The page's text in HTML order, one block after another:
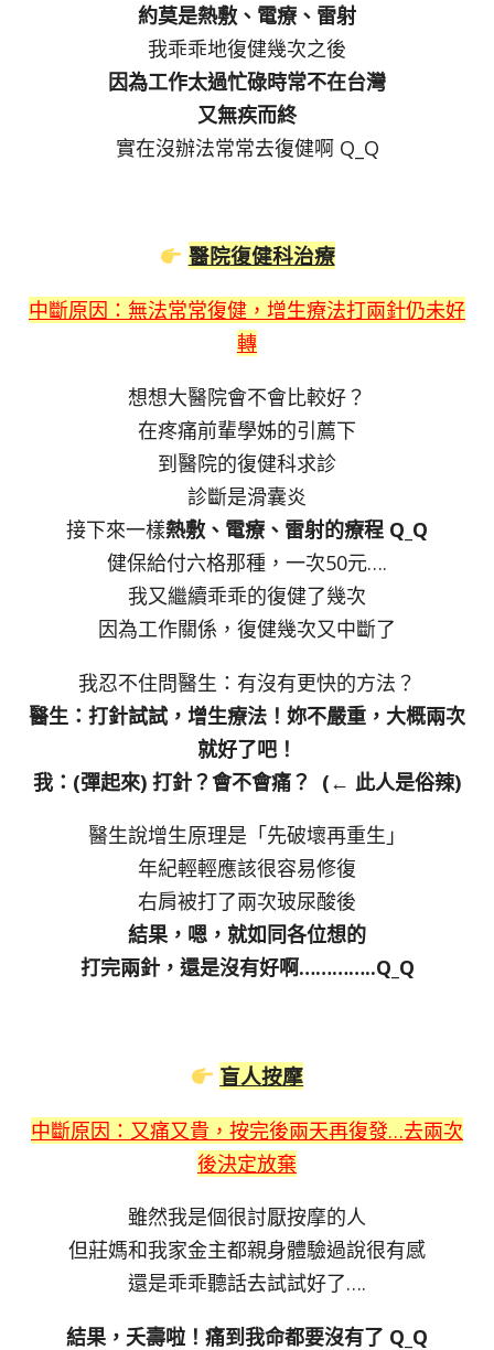
約莫是熱敷、電療、雷射
我乖乖地復健幾次之後
因為工作太過忙碌時常不在台灣
又無疾而終
實在沒辦法常常去復健啊 Q_Q
醫院復健科治療
中斷原因：無法常常復健，增生療法打兩針仍未好
轉
想想大醫院會不會比較好？
在疼痛前輩學姊的引薦下
到醫院的復健科求診
診斷是滑囊炎
接下來一樣熱敷、電療、雷射的療程 Q_Q
健保給付六格那種，一次50元….
我又繼續乖乖的復健了幾次
因為工作關係，復健幾次又中斷了
我忍不住問醫生：有沒有更快的方法？
醫生：打針試試，增生療法！妳不嚴重，大概兩次
就好了吧！
我：(彈起來) 打針？會不會痛？ (← 此人是俗辣)
醫生說增生原理是「先破壞再重生」
年紀輕輕應該很容易修復
右肩被打了兩次玻尿酸後
結果，嗯，就如同各位想的
打完兩針，還是沒有好啊…………..Q_Q
盲人按摩
中斷原因：又痛又貴，按完後兩天再復發…去兩次
後決定放棄
雖然我是個很討厭按摩的人
但莊媽和我家金主都親身體驗過說很有感
還是乖乖聽話去試試好了….
結果，夭壽啦！痛到我命都要沒有了 Q_Q